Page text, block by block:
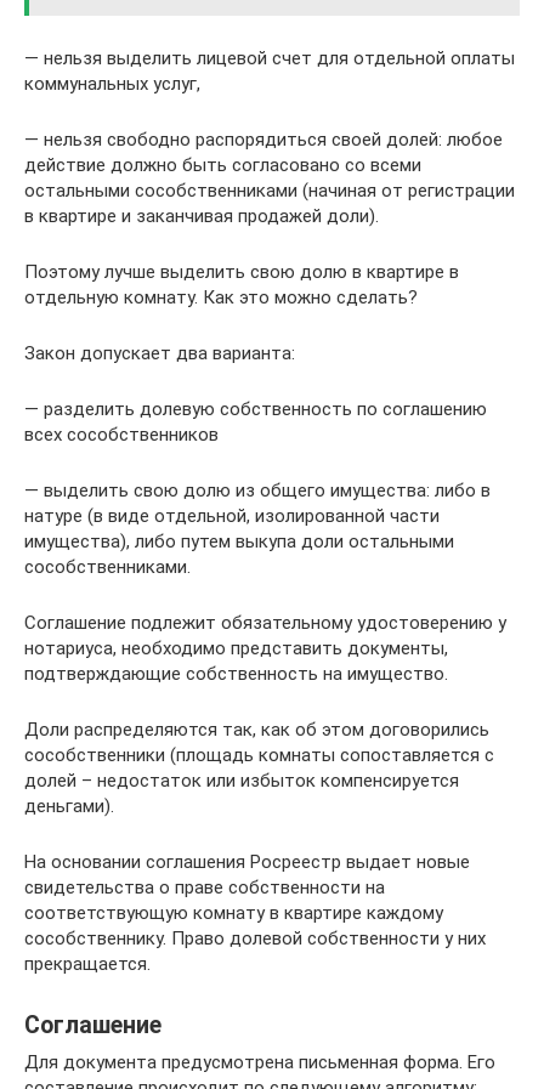
— нельзя выделить лицевой счет для отдельной оплаты
коммунальных услуг,
— нельзя свободно распорядиться своей долей: любое
действие должно быть согласовано со всеми
остальными сособственниками (начиная от регистрации
в квартире и заканчивая продажей доли).
Поэтому лучше выделить свою долю в квартире в
отдельную комнату. Как это можно сделать?
Закон допускает два варианта:
— разделить долевую собственность по соглашению
всех сособственников
— выделить свою долю из общего имущества: либо в
натуре (в виде отдельной, изолированной части
имущества), либо путем выкупа доли остальными
сособственниками.
Соглашение подлежит обязательному удостоверению у
нотариуса, необходимо представить документы,
подтверждающие собственность на имущество.
Доли распределяются так, как об этом договорились
сособственники (площадь комнаты сопоставляется с
долей – недостаток или избыток компенсируется
деньгами).
На основании соглашения Росреестр выдает новые
свидетельства о праве собственности на
соответствующую комнату в квартире каждому
сособственнику. Право долевой собственности у них
прекращается.
Соглашение
Для документа предусмотрена письменная форма. Его